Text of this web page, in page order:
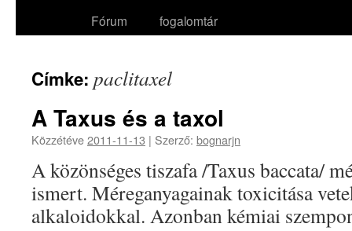
Fórum
fogalomtár
Címke: paclitaxel
A Taxus és a taxol
Közzétéve2011-11-13 | Szerző: bognarjn
A közönséges tiszafa /Taxus baccata/
ismert. Méreganyagainak toxicitása
alkaloidokkal. Azonban kémiai